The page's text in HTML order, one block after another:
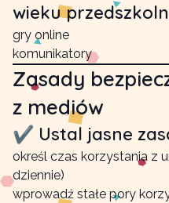
wieku
gry online
komunikatory
Zasady
z mediów
✔ Ustal jasne
określ czas korzystania z
dziennie)
wprowadź stałe pory